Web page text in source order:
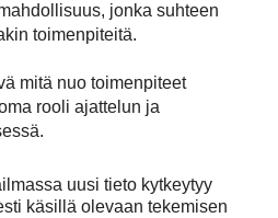
jonka suhteen
toimenpiteitä.
mitä nuo toimenpiteet
rooli ajattelun ja
uusi tieto kytkeytyy
käsillä olevaan tekemisen